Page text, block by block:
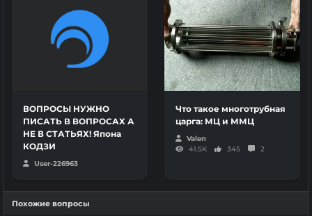
ВОПРОСЫ НУЖНО
ПИСАТЬ В ВОПРОСАХ А
НЕ В СТАТЬЯХ! Япона
КОДЗИ
User-226963
Что такое многотрубная
царга: МЦ и ММЦ
Valen
41.5K
345 2
Похожие вопросы